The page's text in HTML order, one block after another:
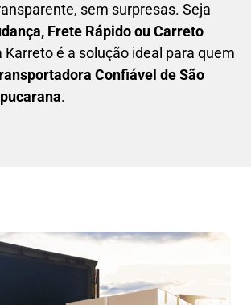
sem surpresas. Seja
Frete Rápido ou Carreto
Karretoé a solução ideal para quem
Confiável de São
.